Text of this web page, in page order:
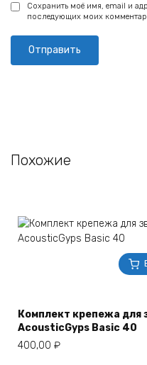
Сохранить моё имя, email и
последующих моих
Похожие
Комплект крепежа для
AcousticGyps Basic 40
400,00 ₽